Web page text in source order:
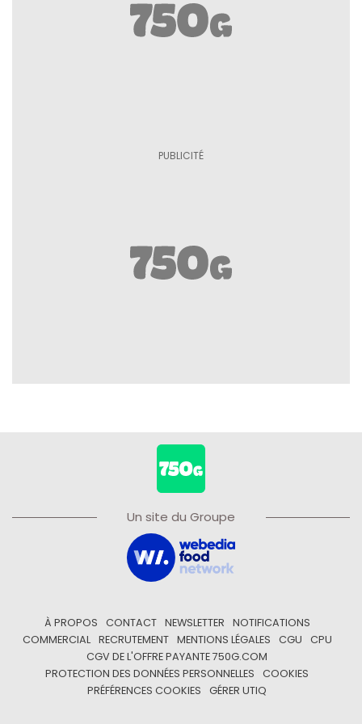
Un site du Groupe
À PROPOS CONTACT NEWSLETTER
NOTIFICATIONS
COMMERCIAL
RECRUTEMENT MENTIONS LÉGALES CGU
CPU
CGV DE L'OFFRE PAYANTE 750G.COM
PROTECTION DES DONNÉES PERSONNELLES
COOKIES
PRÉFÉRENCES COOKIES
GÉRER UTIQ